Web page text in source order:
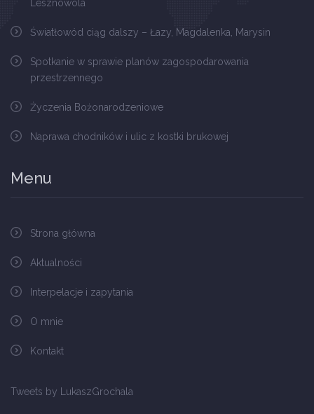
Lesznowola
Światłowód ciąg dalszy – Łazy, Magdalenka, Marysin
Spotkanie w sprawie planów zagospodarowania
przestrzennego
Życzenia Bożonarodzeniowe
Naprawa chodników i ulic z kostki brukowej
Menu
Strona główna
Aktualności
Interpelacje i zapytania
O mnie
Kontakt
Tweets by LukaszGrochala